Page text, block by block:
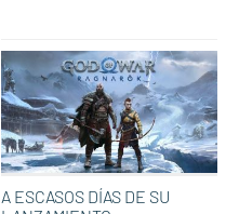
A ESCASOS DÍAS DE SU